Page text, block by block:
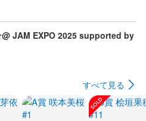
JAM EXPO 2025 supported by
すべて見る